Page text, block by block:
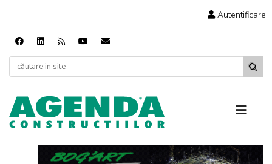
Autentificare